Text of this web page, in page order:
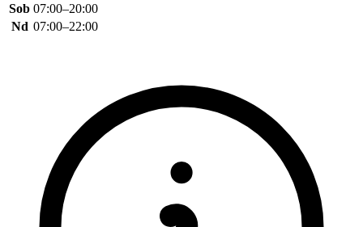
Sob 07:00–20:00
Nd 07:00–22:00